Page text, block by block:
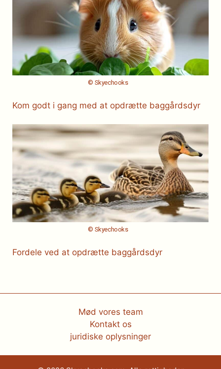
© Skyechooks
Kom godt i gang med at opdrætte baggårdsdyr
© Skyechooks
Fordele ved at opdrætte baggårdsdyr
Mød vores team
Kontakt os
juridiske oplysninger